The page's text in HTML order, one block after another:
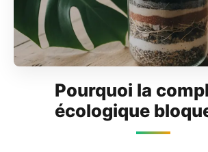
Pourquoi la
écologique